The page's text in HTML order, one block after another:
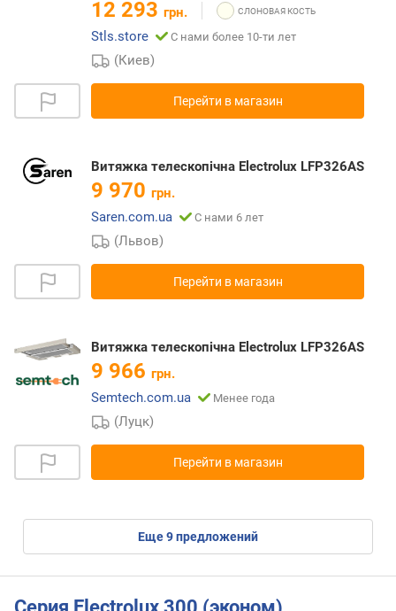
12 293 грн.
Stls.store
С нами более 10-ти лет
(Киев)
Перейти в магазин
Витяжка телескопічна Electrolux LFP326AS
9 970 грн.
Saren.com.ua
С нами 6 лет
(Львов)
Перейти в магазин
Витяжка телескопічна Electrolux LFP326AS
9 966 грн.
Semtech.com.ua
Менее года
(Луцк)
Перейти в магазин
eще9предложений